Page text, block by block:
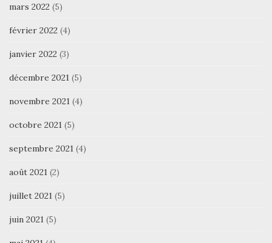
mars 2022 (5)
février 2022 (4)
janvier 2022 (3)
décembre 2021 (5)
novembre 2021 (4)
octobre 2021 (5)
septembre 2021 (4)
août 2021 (2)
juillet 2021 (5)
juin 2021 (5)